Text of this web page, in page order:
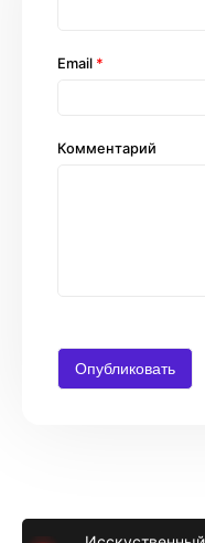
Комментарий
Email *